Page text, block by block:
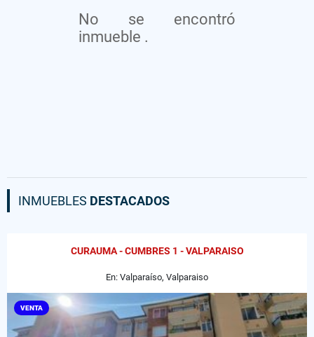
No se encontró
inmueble .
INMUEBLES DESTACADOS
CURAUMA - CUMBRES 1 - VALPARAISO
En: Valparaíso, Valparaiso
VENTA